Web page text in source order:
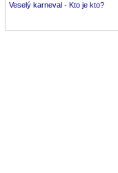
Veselý karneval - Kto je kto?